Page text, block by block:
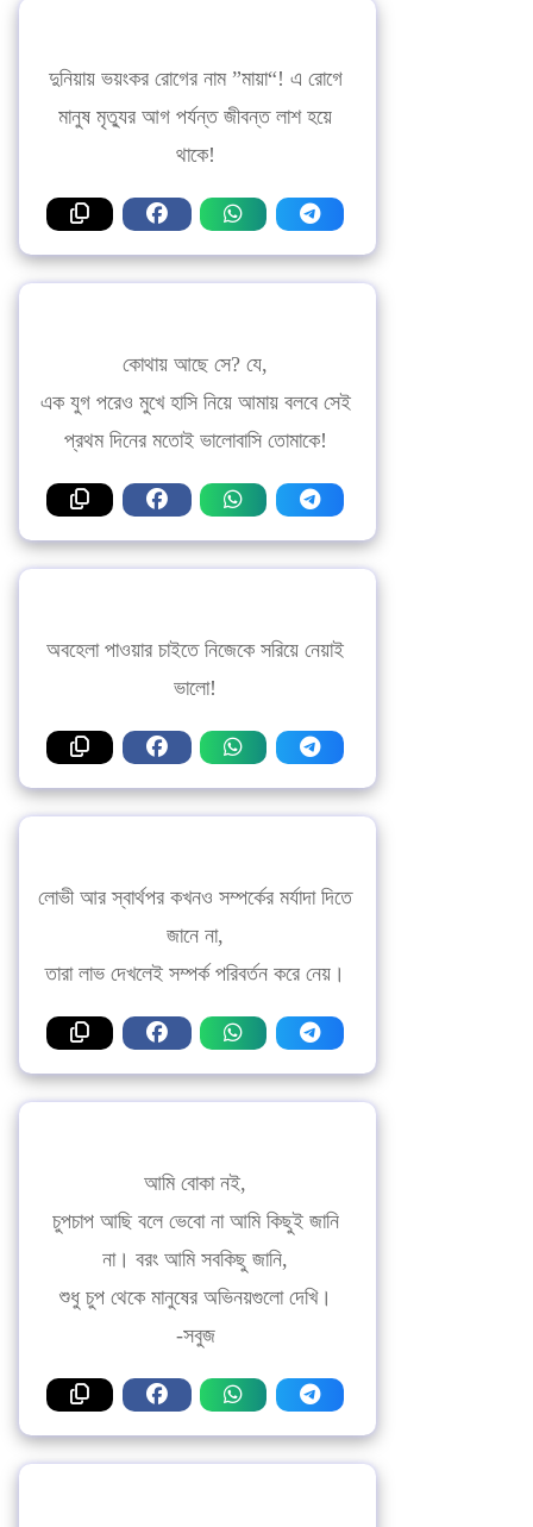
দুনিয়ায় ভয়ংকর রোগের নাম ”মায়া“! এ রোগে
মানুষ মৃত্যুর আগ পর্যন্ত জীবন্ত লাশ হয়ে
থাকে!
কোথায় আছে সে? যে,
এক যুগ পরেও মুখে হাসি নিয়ে আমায় বলবে সেই
প্রথম দিনের মতোই ভালোবাসি তোমাকে!
অবহেলা পাওয়ার চাইতে নিজেকে সরিয়ে নেয়াই
ভালো!
লোভী আর স্বার্থপর কখনও সম্পর্কের মর্যাদা দিতে
জানে না,
তারা লাভ দেখলেই সম্পর্ক পরিবর্তন করে নেয়।
আমি বোকা নই,
চুপচাপ আছি বলে ভেবো না আমি কিছুই জানি
না। বরং আমি সবকিছু জানি,
শুধু চুপ থেকে মানুষের অভিনয়গুলো দেখি।
-সবুজ